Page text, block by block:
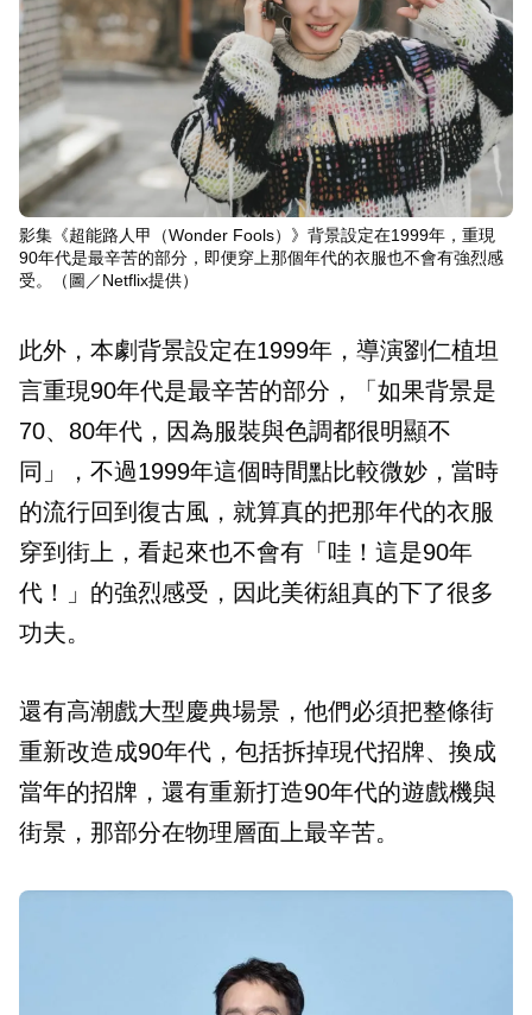
影集《超能路人甲（Wonder Fools）》背景設定在1999年，重現
90年代是最辛苦的部分，即便穿上那個年代的衣服也不會有強烈感
受。（圖／Netflix提供）
此外，本劇背景設定在1999年，導演劉仁植坦
言重現90年代是最辛苦的部分，「如果背景是
70、80年代，因為服裝與色調都很明顯不
同」，不過1999年這個時間點比較微妙，當時
的流行回到復古風，就算真的把那年代的衣服
穿到街上，看起來也不會有「哇！這是90年
代！」的強烈感受，因此美術組真的下了很多
功夫。
還有高潮戲大型慶典場景，他們必須把整條街
重新改造成90年代，包括拆掉現代招牌、換成
當年的招牌，還有重新打造90年代的遊戲機與
街景，那部分在物理層面上最辛苦。